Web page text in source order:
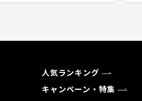
人気ランキング
キャンペーン・特集